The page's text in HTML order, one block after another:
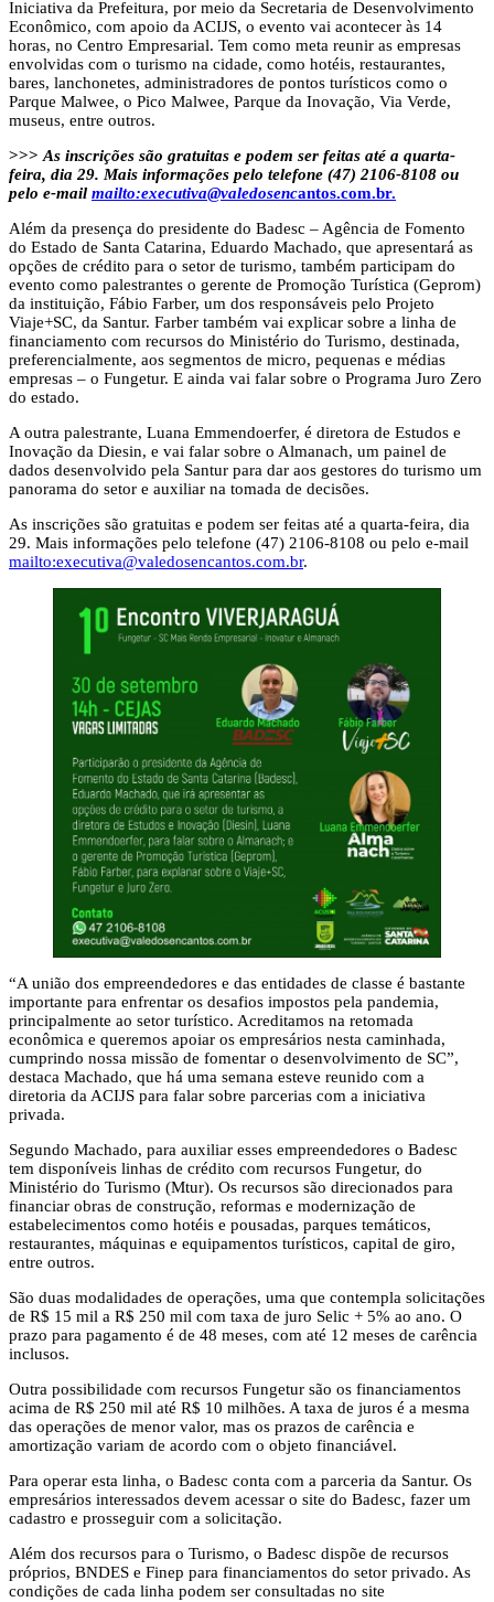
Iniciativa da Prefeitura, por meio da Secretaria de Desenvolvimento
Econômico, com apoio da ACIJS, o evento vai acontecer às 14
horas, no Centro Empresarial. Tem como meta reunir as empresas
envolvidas com o turismo na cidade, como hotéis, restaurantes,
bares, lanchonetes, administradores de pontos turísticos como o
Parque Malwee, o Pico Malwee, Parque da Inovação, Via Verde,
museus, entre outros.
>>> As inscrições são gratuitas e podem ser feitas até a quarta-
feira, dia 29. Mais informações pelo telefone (47) 2106-8108 ou
pelo e-mail mailto:executiva@valedosencantos.com.br.
Além da presença do presidente do Badesc – Agência de Fomento
do Estado de Santa Catarina, Eduardo Machado, que apresentará as
opções de crédito para o setor de turismo, também participam do
evento como palestrantes o gerente de Promoção Turística (Geprom)
da instituição, Fábio Farber, um dos responsáveis pelo Projeto
Viaje+SC, da Santur. Farber também vai explicar sobre a linha de
financiamento com recursos do Ministério do Turismo, destinada,
preferencialmente, aos segmentos de micro, pequenas e médias
empresas – o Fungetur. E ainda vai falar sobre o Programa Juro Zero
do estado.
A outra palestrante, Luana Emmendoerfer, é diretora de Estudos e
Inovação da Diesin, e vai falar sobre o Almanach, um painel de
dados desenvolvido pela Santur para dar aos gestores do turismo um
panorama do setor e auxiliar na tomada de decisões.
As inscrições são gratuitas e podem ser feitas até a quarta-feira, dia
29. Mais informações pelo telefone (47) 2106-8108 ou pelo e-mail
mailto:executiva@valedosencantos.com.br.
“A união dos empreendedores e das entidades de classe é bastante
importante para enfrentar os desafios impostos pela pandemia,
principalmente ao setor turístico. Acreditamos na retomada
econômica e queremos apoiar os empresários nesta caminhada,
cumprindo nossa missão de fomentar o desenvolvimento de SC”,
destaca Machado, que há uma semana esteve reunido com a
diretoria da ACIJS para falar sobre parcerias com a iniciativa
privada.
Segundo Machado, para auxiliar esses empreendedores o Badesc
tem disponíveis linhas de crédito com recursos Fungetur, do
Ministério do Turismo (Mtur). Os recursos são direcionados para
financiar obras de construção, reformas e modernização de
estabelecimentos como hotéis e pousadas, parques temáticos,
restaurantes, máquinas e equipamentos turísticos, capital de giro,
entre outros.
São duas modalidades de operações, uma que contempla solicitações
de R$ 15 mil a R$ 250 mil com taxa de juro Selic + 5% ao ano. O
prazo para pagamento é de 48 meses, com até 12 meses de carência
inclusos.
Outra possibilidade com recursos Fungetur são os financiamentos
acima de R$ 250 mil até R$ 10 milhões. A taxa de juros é a mesma
das operações de menor valor, mas os prazos de carência e
amortização variam de acordo com o objeto financiável.
Para operar esta linha, o Badesc conta com a parceria da Santur. Os
empresários interessados devem acessar o site do Badesc, fazer um
cadastro e prosseguir com a solicitação.
Além dos recursos para o Turismo, o Badesc dispõe de recursos
próprios, BNDES e Finep para financiamentos do setor privado. As
condições de cada linha podem ser consultadas no site